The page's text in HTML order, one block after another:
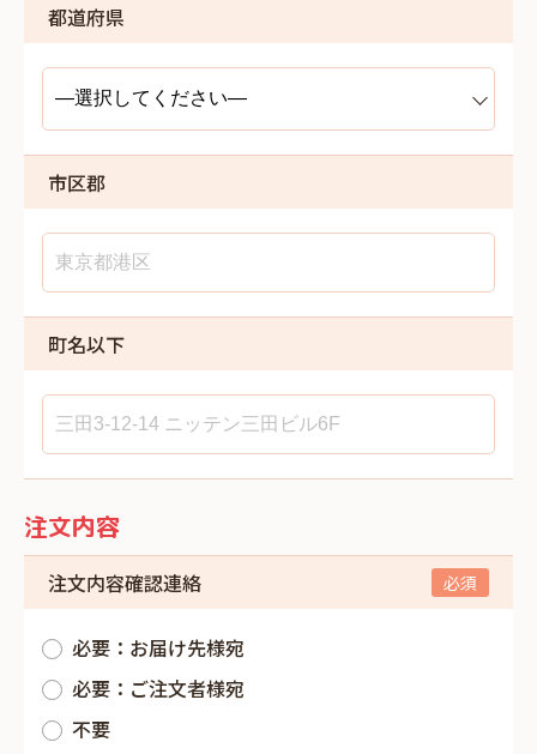
都道府県
市区郡
町名以下
注文内容
注文内容確認連絡
必要：お届け先様宛
必要：ご注文者様宛
不要